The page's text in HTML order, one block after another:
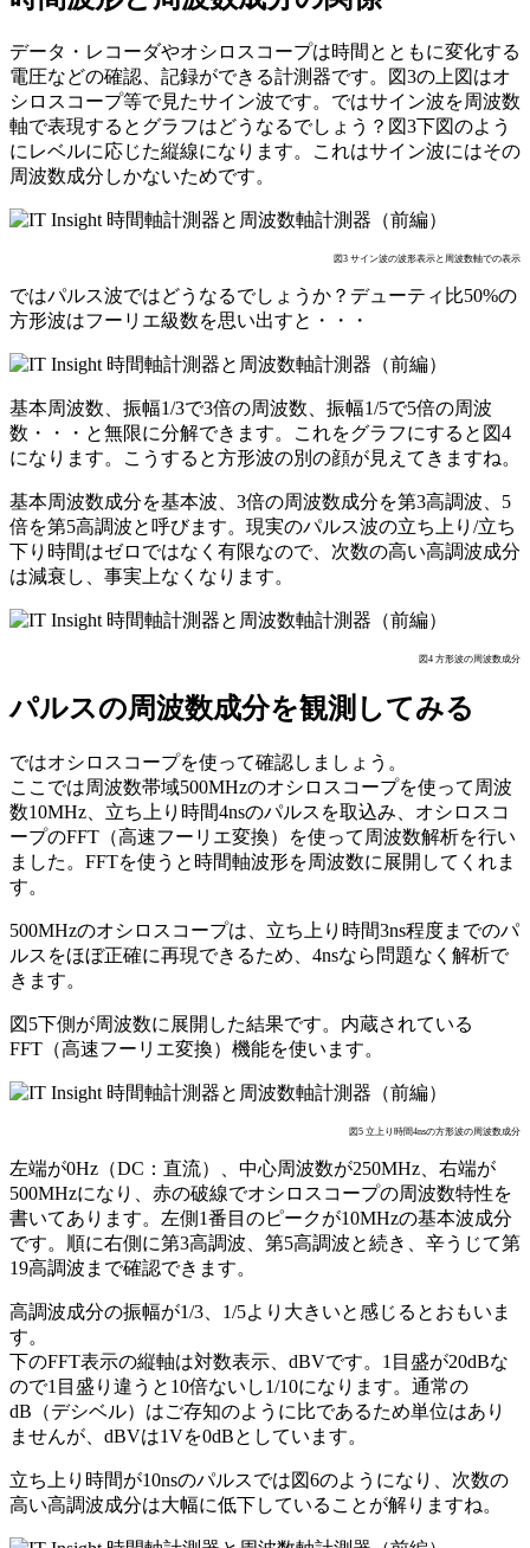
データ・レコーダやオシロスコープは時間とともに変化する
電圧などの確認、記録ができる計測器です。図3の上図はオ
シロスコープ等で見たサイン波です。ではサイン波を周波数
軸で表現するとグラフはどうなるでしょう？図3下図のよう
にレベルに応じた縦線になります。これはサイン波にはその
周波数成分しかないためです。
図3 サイン波の波形表示と周波数軸での表示
ではパルス波ではどうなるでしょうか？デューティ比50%の
方形波はフーリエ級数を思い出すと・・・
基本周波数、振幅1/3で3倍の周波数、振幅1/5で5倍の周波
数・・・と無限に分解できます。これをグラフにすると図4
になります。こうすると方形波の別の顔が見えてきますね。
基本周波数成分を基本波、3倍の周波数成分を第3高調波、5
倍を第5高調波と呼びます。現実のパルス波の立ち上り/立ち
下り時間はゼロではなく有限なので、次数の高い高調波成分
は減衰し、事実上なくなります。
図4 方形波の周波数成分
パルスの周波数成分を観測してみる
ではオシロスコープを使って確認しましょう。
ここでは周波数帯域500MHzのオシロスコープを使って周波
数10MHz、立ち上り時間4nsのパルスを取込み、オシロスコ
ープのFFT（高速フーリエ変換）を使って周波数解析を行い
ました。FFTを使うと時間軸波形を周波数に展開してくれま
す。
500MHzのオシロスコープは、立ち上り時間3ns程度までのパ
ルスをほぼ正確に再現できるため、4nsなら問題なく解析で
きます。
図5下側が周波数に展開した結果です。内蔵されている
FFT（高速フーリエ変換）機能を使います。
図5 立上り時間4nsの方形波の周波数成分
左端が0Hz（DC：直流）、中心周波数が250MHz、右端が
500MHzになり、赤の破線でオシロスコープの周波数特性を
書いてあります。左側1番目のピークが10MHzの基本波成分
です。順に右側に第3高調波、第5高調波と続き、辛うじて第
19高調波まで確認できます。
高調波成分の振幅が1/3、1/5より大きいと感じるとおもいま
す。
下のFFT表示の縦軸は対数表示、dBVです。1目盛が20dBな
ので1目盛り違うと10倍ないし1/10になります。通常の
dB（デシベル）はご存知のように比であるため単位はあり
ませんが、dBVは1Vを0dBとしています。
立ち上り時間が10nsのパルスでは図6のようになり、次数の
高い高調波成分は大幅に低下していることが解りますね。